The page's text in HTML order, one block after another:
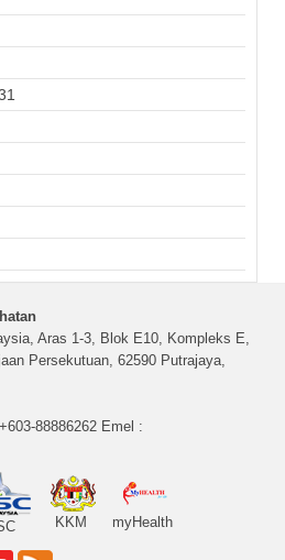
Aras 1-3, Blok E10, Kompleks E,
Persekutuan, 62590 Putrajaya,
88886262 Emel :
KKM myHealth